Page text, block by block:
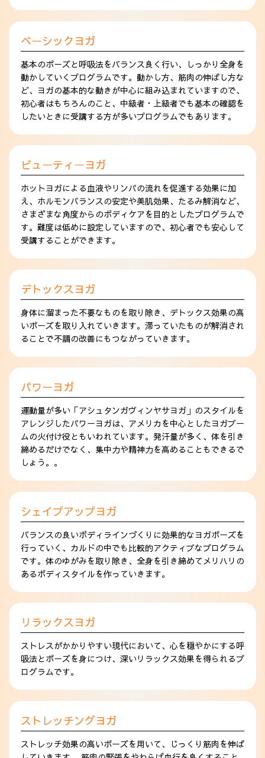
ベーシックヨガ
基本のポーズと呼吸法をバランス良く行い、しっかり全身を
動かしていくプログラムです。動かし方、筋肉の伸ばし方な
ど、ヨガの基本的な動きが中心に組み込まれていますので、
初心者はもちろんのこと、中級者・上級者でも基本の確認を
したいときに受講する方が多いプログラムでもあります。
ビューティーヨガ
ホットヨガによる血液やリンパの流れを促進する効果に加
え、ホルモンバランスの安定や美肌効果、たるみ解消など、
さまざまな角度からのボディケアを目的としたプログラムで
す。難度は低めに設定していますので、初心者でも安心して
受講することができます。
デトックスヨガ
身体に溜まった不要なものを取り除き、デトックス効果の高
いポーズを取り入れていきます。滞っていたものが解消され
ることで不調の改善にもつながっていきます。
パワーヨガ
運動量が多い「アシュタンガヴィンヤサヨガ」のスタイルを
アレンジしたパワーヨガは、アメリカを中心としたヨガブー
ムの火付け役ともいわれています。発汗量が多く、体を引き
締めるだけでなく、集中力や精神力を高めることもできるで
しょう。。
シェイプアップヨガ
バランスの良いボディラインづくりに効果的なヨガポーズを
行っていく、カルドの中でも比較的アクティブなプログラム
です。体のゆがみを取り除き、全身を引き締めてメリハリの
あるボディスタイルを作っていきます。
リラックスヨガ
ストレスがかかりやすい現代において、心を穏やかにする呼
吸法とポーズを身につけ、深いリラックス効果を得られるプ
ログラムです。
ストレッチングヨガ
ストレッチ効果の高いポーズを用いて、じっくり筋肉を伸ば